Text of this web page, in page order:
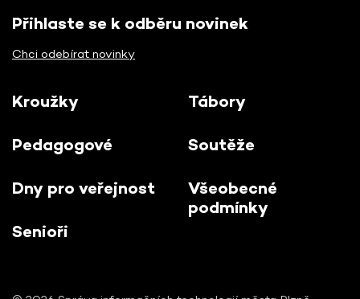
Přihlaste se k odběru novinek
Chci odebírat novinky
Kroužky
Pedagogové
Dny pro veřejnost
Senioři
Tábory
Soutěže
Všeobecné
podmínky